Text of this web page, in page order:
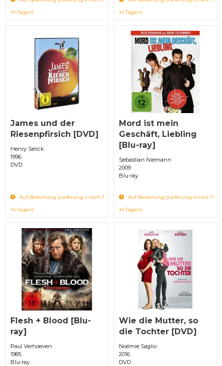
14 Tagen)
14 Tagen)
James und der
Riesenpfirsich [DVD]
Henry Selick
1996
DVD
Auf Bestellung (Lieferung innert 7-
14 Tagen)
Mord ist mein
Geschäft, Liebling
[Blu-ray]
Sebastian Niemann
2009
Blu-ray
Auf Bestellung (Lieferung innert 7-
14 Tagen)
Flesh + Blood [Blu-
ray]
Paul Verhoeven
1985
Blu-ray
Wie die Mutter, so
die Tochter [DVD]
Noémie Saglio
2016
DVD